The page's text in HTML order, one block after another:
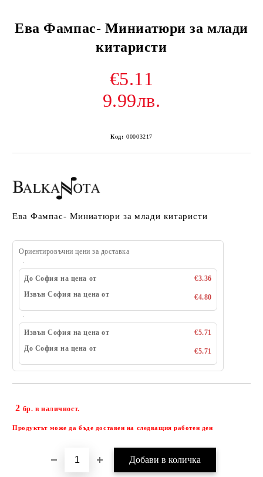
Ева Фампас- Миниатюри за млади
китаристи
€5.11
9.99лв.
Код: 00003217
Ева Фампас- Миниатюри за млади китаристи
Ориентировъчни цени за доставка
До София на цена от
€3.36
Извън София на цена от
€4.80
Извън София на цена от
€5.71
До София на цена от
€5.71
2 бр. в наличност.
Продуктът може да бъде доставен на следващия работен ден